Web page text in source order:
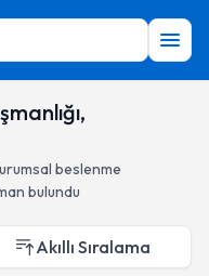
beslenme
bulundu
Akıllı Sıralama